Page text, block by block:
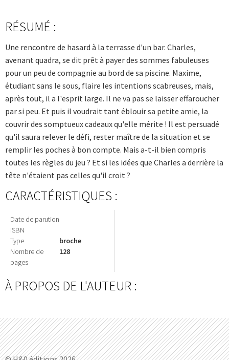
RÉSUMÉ :
Une rencontre de hasard à la terrasse d'un bar. Charles,
avenant quadra, se dit prêt à payer des sommes fabuleuses
pour un peu de compagnie au bord de sa piscine. Maxime,
étudiant sans le sous, flaire les intentions scabreuses, mais,
après tout, il a l'esprit large. Il ne va pas se laisser effaroucher
par si peu. Et puis il voudrait tant éblouir sa petite amie, la
couvrir des somptueux cadeaux qu'elle mérite ! Il est persuadé
qu'il saura relever le défi, rester maître de la situation et se
remplir les poches à bon compte. Mais a-t-il bien compris
toutes les règles du jeu ? Et si les idées que Charles a derrière la
tête n'étaient pas celles qu'il croit ?
CARACTÉRISTIQUES :
Date de parution
ISBN
Type
Nombre de
pages
broche
128
À PROPOS DE L'AUTEUR :